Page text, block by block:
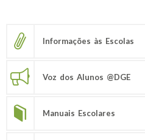
Informações às Escolas
Voz dos Alunos @DGE
Manuais Escolares